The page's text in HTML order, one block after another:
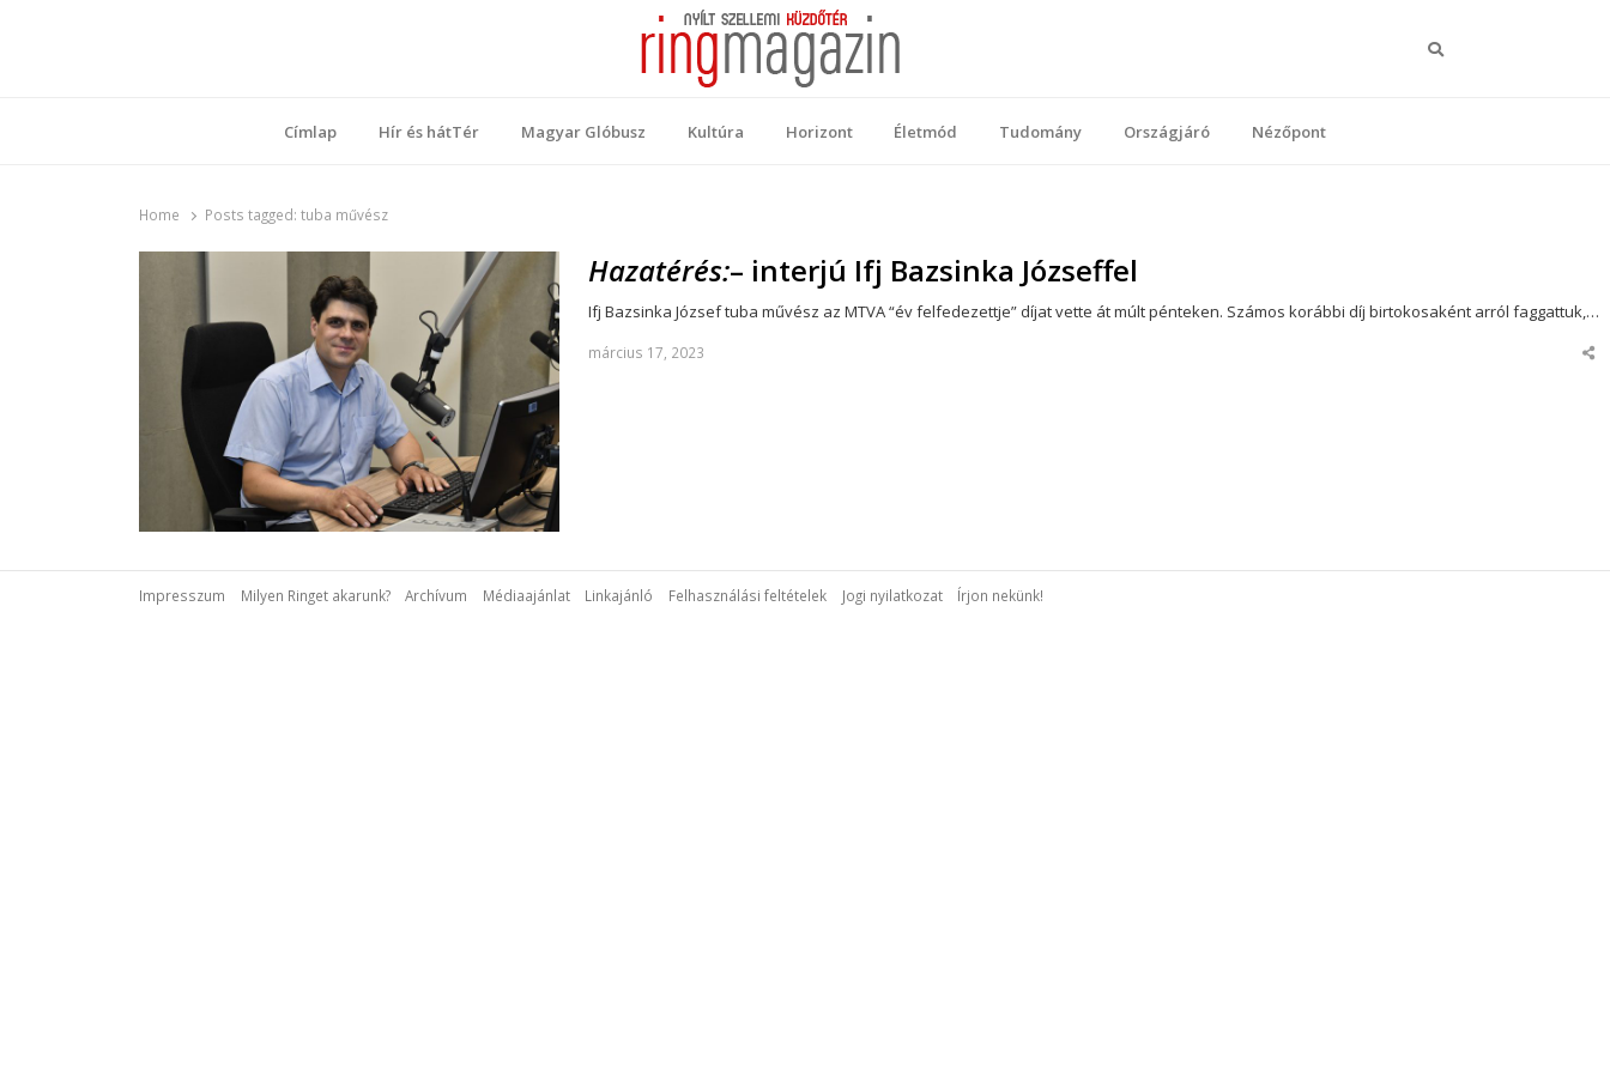
Címlap Hír és hátTér Magyar Glóbusz Kultúra Horizont Életmód Tudomány Országjáró Nézőpont
Home Posts tagged: tuba művész
Hazatérés:– interjú Ifj Bazsinka Józseffel
Ifj Bazsinka József tuba művész az MTVA “év felfedezettje” díjat vette át múlt pénteken. Számos korábbi díj birtokosaként arról faggattuk,…
március 17, 2023
Impresszum Milyen Ringet akarunk? Archívum Médiaajánlat Linkajánló Felhasználási feltételek Jogi nyilatkozat Írjon nekünk!